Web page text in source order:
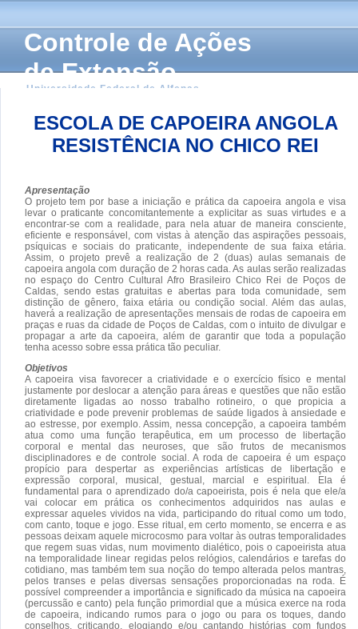
Controle de Ações
de Extensão
Universidade Federal de Alfenas
ESCOLA DE CAPOEIRA ANGOLA
RESISTÊNCIA NO CHICO REI
Apresentação
O projeto tem por base a iniciação e prática da capoeira angola e visa
levar o praticante concomitantemente a explicitar as suas virtudes e a
encontrar-se com a realidade, para nela atuar de maneira consciente,
eficiente e responsável, com vistas à atenção das aspirações pessoais,
psíquicas e sociais do praticante, independente de sua faixa etária.
Assim, o projeto prevê a realização de 2 (duas) aulas semanais de
capoeira angola com duração de 2 horas cada. As aulas serão realizadas
no espaço do Centro Cultural Afro Brasileiro Chico Rei de Poços de
Caldas, sendo estas gratuitas e abertas para toda comunidade, sem
distinção de gênero, faixa etária ou condição social. Além das aulas,
haverá a realização de apresentações mensais de rodas de capoeira em
praças e ruas da cidade de Poços de Caldas, com o intuito de divulgar e
propagar a arte da capoeira, além de garantir que toda a população
tenha acesso sobre essa prática tão peculiar.
Objetivos
A capoeira visa favorecer a criatividade e o exercício físico e mental
justamente por deslocar a atenção para áreas e questões que não estão
diretamente ligadas ao nosso trabalho rotineiro, o que propicia a
criatividade e pode prevenir problemas de saúde ligados à ansiedade e
ao estresse, por exemplo. Assim, nessa concepção, a capoeira também
atua como uma função terapêutica, em um processo de libertação
corporal e mental das neuroses, que são frutos de mecanismos
disciplinadores e de controle social. A roda de capoeira é um espaço
propício para despertar as experiências artísticas de libertação e
expressão corporal, musical, gestual, marcial e espiritual. Ela é
fundamental para o aprendizado do/a capoeirista, pois é nela que ele/a
vai colocar em prática os conhecimentos adquiridos nas aulas e
expressar aqueles vividos na vida, participando do ritual como um todo,
com canto, toque e jogo. Esse ritual, em certo momento, se encerra e as
pessoas deixam aquele microcosmo para voltar às outras temporalidades
que regem suas vidas, num movimento dialético, pois o capoeirista atua
na temporalidade linear regidas pelos relógios, calendários e tarefas do
cotidiano, mas também tem sua noção do tempo alterada pelos mantras,
pelos transes e pelas diversas sensações proporcionadas na roda. É
possível compreender a importância e significado da música na capoeira
(percussão e canto) pela função primordial que a música exerce na roda
de capoeira, indicando rumos para o jogo ou para os toques, dando
conselhos, criticando, elogiando e/ou cantando histórias com fundos